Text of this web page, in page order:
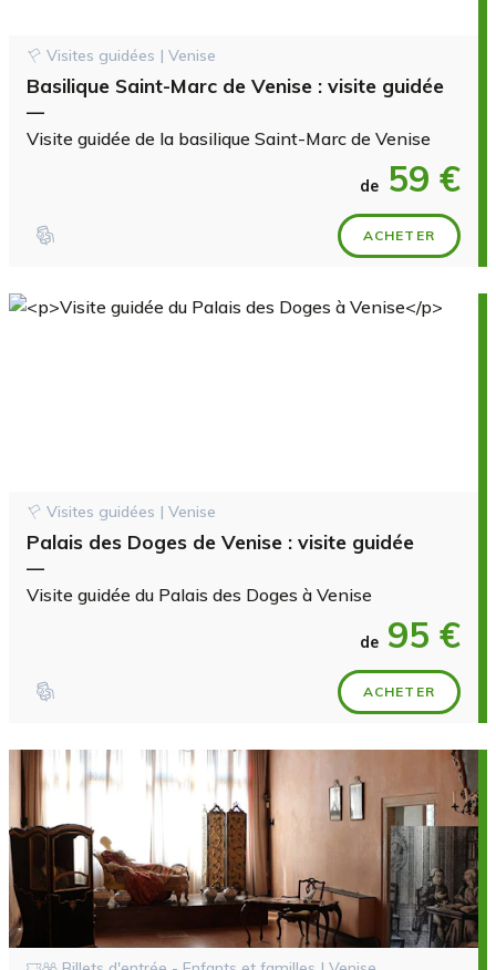
Visites guidées | Venise
Basilique Saint-Marc de Venise : visite guidée
—
Visite guidée de la basilique Saint-Marc de Venise
de 59 €
ACHETER
Visites guidées | Venise
Palais des Doges de Venise : visite guidée
—
Visite guidée du Palais des Doges à Venise
de 95 €
ACHETER